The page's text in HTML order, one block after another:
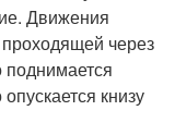
Движения
через
поднимается
книзу